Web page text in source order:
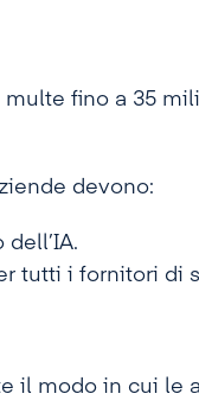
fino a 35
devono:
tutti i fornitori di
il modo in cui le